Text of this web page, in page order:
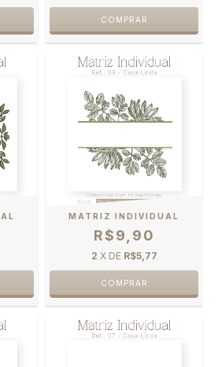
MATRIZ INDIVIDUAL
R$9,90
2 X DE R$5,77